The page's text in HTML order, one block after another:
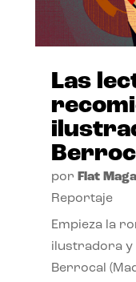
Las
por Flat
Reportaje
Empieza la
ilustradora y
Berrocal